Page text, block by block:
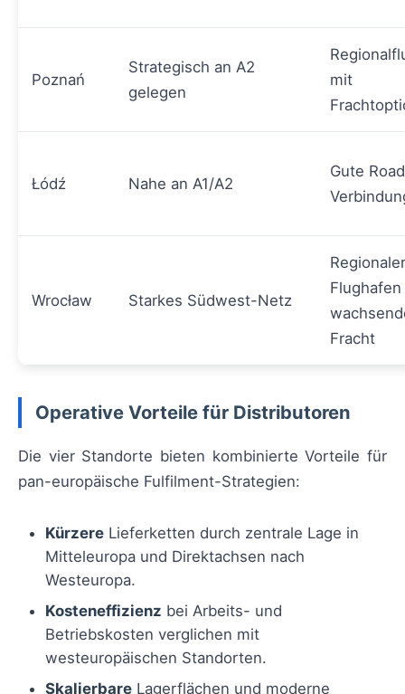
Poznań
Strategisch an A2
gelegen
mit
Łódź Nahe an A1/A2
Gute
Wrocław Starkes Südwest-Netz
Regionaler
Fracht
Operative Vorteile für Distributoren
Die vier Standorte bieten kombinierte Vorteile für
pan-europäische Fulfilment-Strategien:
Kürzere Lieferketten durch zentrale Lage in
Mitteleuropa und Direktachsen nach
Westeuropa.
Kosteneffizienz bei Arbeits- und
Betriebskosten verglichen mit
westeuropäischen Standorten.
Skalierbare Lagerflächen und moderne